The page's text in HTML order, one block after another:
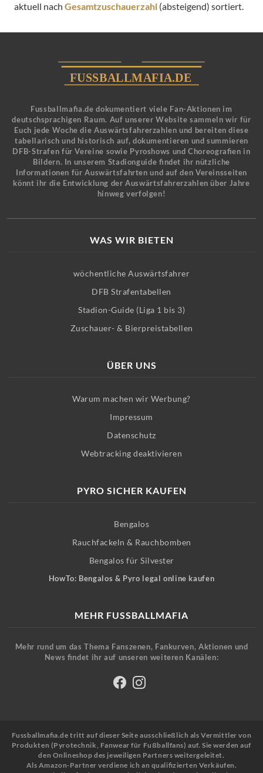
aktuell nach Gesamtzuschauerzahl (absteigend) sortiert.
Fussballmafia.de dokumentiert viele Fan-Aktionen im
deutschsprachigen Raum. Auf unserer Website sammeln wir für
Euch jede Woche die Auswärtsfahrerzahlen und bereiten diese
tabellarisch und historisch auf, dokumentieren und summieren
DFB-Strafen für Vereine sowie Pyroshows und Choreografien in
Bildern. In unserem Stadionguide findet ihr nützliche
Informationen für Auswärtsfahrten und auf den Vereinsseiten
könnt ihr die Entwicklung der Auswärtsfahrerzahlen über Jahre
hinweg verfolgen!
WAS WIR BIETEN
wöchentliche Auswärtsfahrer
DFB Strafentabellen
Stadion-Guide (Liga 1 bis 3)
Zuschauer- & Bierpreistabellen
ÜBER UNS
Warum machen wir Werbung?
Impressum
Datenschutz
Webtracking deaktivieren
PYRO SICHER KAUFEN
Bengalos
Rauchfackeln & Rauchbomben
Bengalos für Silvester
HowTo: Bengalos & Pyro legal online kaufen
MEHR FUSSBALLMAFIA
Mehr rund um das Thema Fanszenen, Fankurven, Aktionen und
News findet ihr auf unseren weiteren Kanälen:
Fussballmafia.de tritt auf dieser Seite ausschließlich als Vermittler von
Produkten (Pyrotechnik, Fanwear für Fußballfans) auf. Sie werden auf
den Onlineshop des jeweiligen Partners weitergeleitet.
Als Amazon-Partner verdiene ich an qualifizierten Verkäufen.